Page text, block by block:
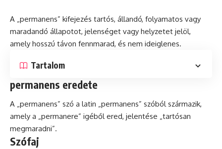
A „permanens” kifejezés tartós, állandó, folyamatos vagy
maradandó állapotot, jelenséget vagy helyzetet jelöl,
amely hosszú távon fennmarad, és nem ideiglenes.
Tartalom
permanens eredete
A „permanens” szó a latin „permanens” szóból származik,
amely a „permanere” igéből ered, jelentése „tartósan
megmaradni”.
Szófaj